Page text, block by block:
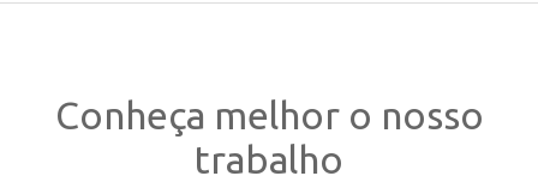
Conheça melhor o nosso
trabalho